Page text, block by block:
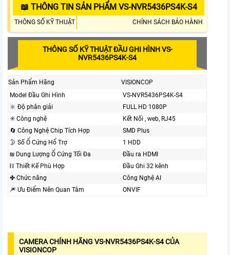
📖 THÔNG TIN SẢN PHẨM VS-NVR5436PS4K-S4
THÔNG SỐ KỸ THUẬT CHÍNH SÁCH BẢO HÀNH
THÔNG SỐ KỸ THUẬT ĐẦU GHI HÌNH VS-
NVR5436PS4K-S4
Sản Phẩm Hãng
VISIONCOP
Model Đầu Ghi Hình
VS-NVR5436PS4K-S4
🔆 Độ phân giải
FULL HD 1080P
✳️ Công nghệ
Kết Nối , web, RJ45
🔄 Công Nghệ Chip Tích Hợp
SMD Plus
🌛 Số Ổ Cứng Hổ Trợ
1 HDD
₪ Dung Lượng Ổ Cứng Tối Đa
Đầu ra HDMI
⛓ Thiết Kế Phù Hợp
Đầu Ghi 32 kênh
✤ Chức năng
Công Nghệ AI
🎆 Ưu Điểm Nên Quan Tâm
ONVIF
CAMERA CHÍNH HÃNG VS-NVR5436PS4K-S4CỦA
VISIONCOP